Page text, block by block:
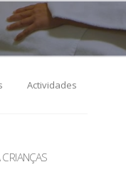
Actividades